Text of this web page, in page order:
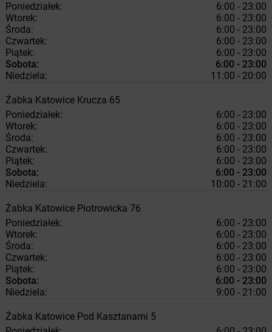
Poniedziałek:
6:00 - 23:00
Wtorek:
6:00 - 23:00
Środa:
6:00 - 23:00
Czwartek:
6:00 - 23:00
Piątek:
6:00 - 23:00
Sobota:
6:00 - 23:00
Niedziela:
11:00 - 20:00
Żabka Katowice Krucza 65
Poniedziałek:
6:00 - 23:00
Wtorek:
6:00 - 23:00
Środa:
6:00 - 23:00
Czwartek:
6:00 - 23:00
Piątek:
6:00 - 23:00
Sobota:
6:00 - 23:00
Niedziela:
10:00 - 21:00
Żabka Katowice Piotrowicka 76
Poniedziałek:
6:00 - 23:00
Wtorek:
6:00 - 23:00
Środa:
6:00 - 23:00
Czwartek:
6:00 - 23:00
Piątek:
6:00 - 23:00
Sobota:
6:00 - 23:00
Niedziela:
9:00 - 21:00
Żabka Katowice Pod Kasztanami 5